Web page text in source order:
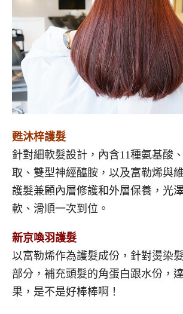
甦沐梓護髮
針對細軟髮設計，內含11種氨基酸
取、雙型神經醯胺，以及富勒烯與
護髮兼顧內層修護和外層保養，光
軟、滑順一次到位。
新京喚羽護髮
以富勒烯作為護髮成份，針對燙染
部分，補充頭髮的角蛋白跟水份，
果，是不是好棒棒啊！